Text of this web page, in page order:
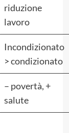
riduzione
lavoro
Incondizionato
> condizionato
– povertà, +
salute